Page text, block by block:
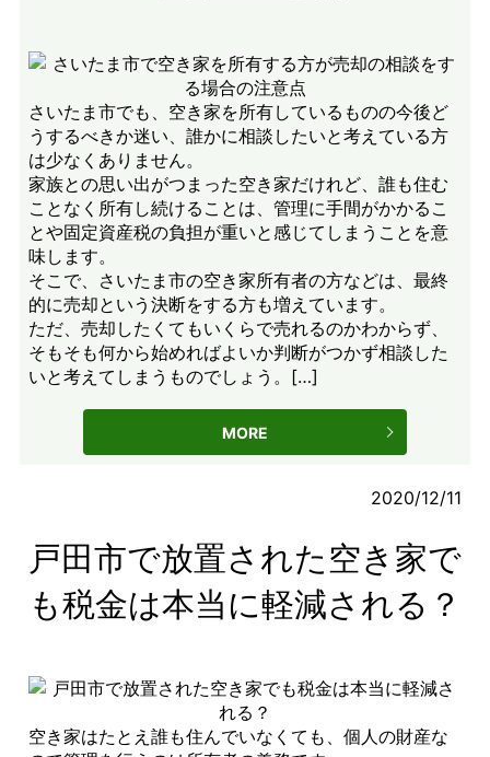
さいたま市でも、空き家を所有しているものの今後ど
うするべきか迷い、誰かに相談したいと考えている方
は少なくありません。
家族との思い出がつまった空き家だけれど、誰も住む
ことなく所有し続けることは、管理に手間がかかるこ
とや固定資産税の負担が重いと感じてしまうことを意
味します。
そこで、さいたま市の空き家所有者の方などは、最終
的に売却という決断をする方も増えています。
ただ、売却したくてもいくらで売れるのかわからず、
そもそも何から始めればよいか判断がつかず相談した
いと考えてしまうものでしょう。[…]
MORE
2020/12/11
戸田市で放置された空き家で
も税金は本当に軽減される？
空き家はたとえ誰も住んでいなくても、個人の財産な